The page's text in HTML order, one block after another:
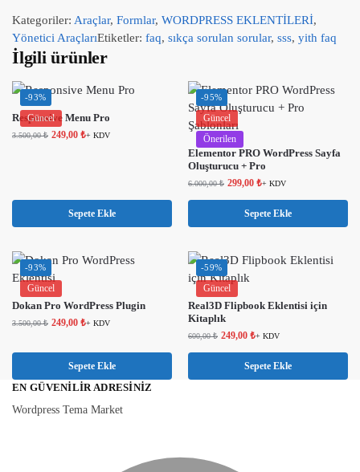
Kategoriler: Araçlar, Formlar, WORDPRESS EKLENTİLERİ,
Yönetici AraçlarıEtiketler: faq, sıkça sorulan sorular, sss, yith faq
İlgili ürünler
-93%
Güncel
Responsive Menu Pro
3.500,00₺ 249,00 ₺+ KDV
Sepete Ekle
-95%
Güncel
Önerilen
Elementor PRO WordPress Sayfa
Oluşturucu + Pro
6.000,00₺ 299,00 ₺+ KDV
Sepete Ekle
-93%
Güncel
Dokan Pro WordPress Plugin
3.500,00₺ 249,00 ₺+ KDV
Sepete Ekle
-59%
Güncel
Real3D Flipbook Eklentisi için
Kitaplık
600,00₺ 249,00 ₺+ KDV
Sepete Ekle
EN GÜVENILIR ADRESINIZ
Wordpress Tema Market